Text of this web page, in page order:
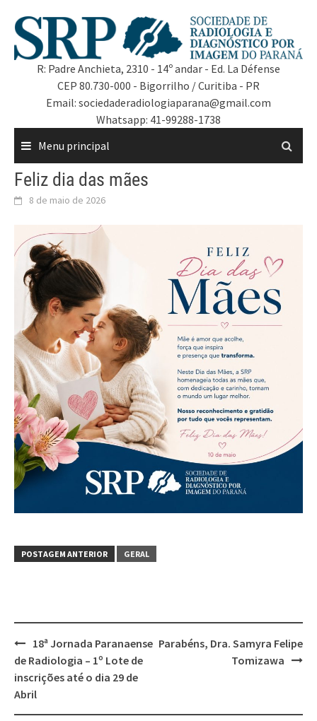
R: Padre Anchieta, 2310 - 14º andar - Ed. La Défense
CEP 80.730-000 - Bigorrilho / Curitiba - PR
Email: sociedaderadiologiaparana@gmail.com
Whatsapp: 41-99288-1738
Menu principal
Feliz dia das mães
8 de maio de 2026
POSTAGEM ANTERIOR GERAL
18ª Jornada Paranaense
de Radiologia – 1º Lote de
inscrições até o dia 29 de
Abril
Parabéns, Dra. Samyra Felipe
Tomizawa